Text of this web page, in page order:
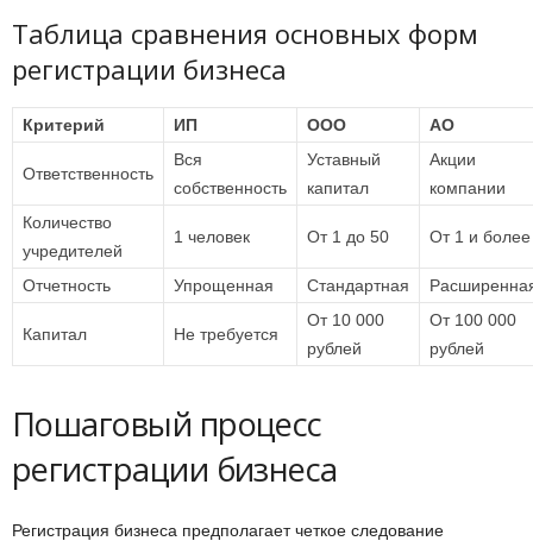
Таблица сравнения основных форм
регистрации бизнеса
Критерий ИП ООО АО
Ответственность
Вся
собственность
Уставный
капитал
Акции
компании
Количество
учредителей
1 человек От 1 до 50 От 1 и более
Отчетность Упрощенная Стандартная
Капитал Не требуется
От 10 000
рублей
От 100 000
рублей
Пошаговый процесс
регистрации бизнеса
Регистрация бизнеса предполагает четкое следование